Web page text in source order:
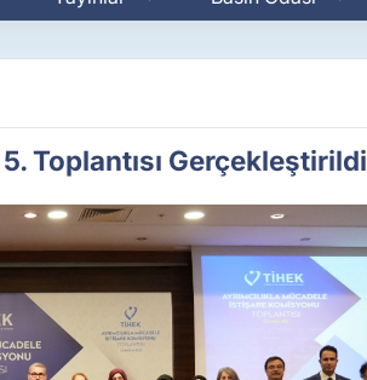
Toplantısı Gerçekleştirildi